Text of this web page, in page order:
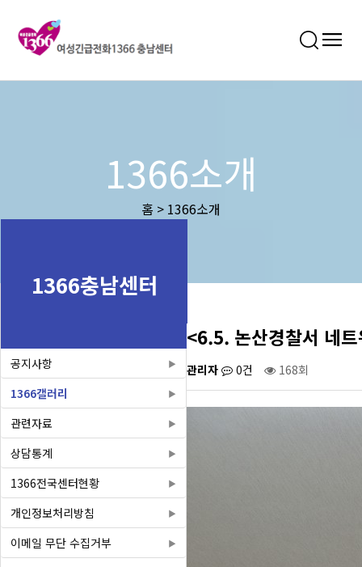
1366소개
홈 > 1366소개
1366충남센터
공지사항
1366갤러리
관련자료
상담통계
1366전국센터현황
개인정보처리방침
이메일 무단 수집거부
<6.5. 논산경찰서 네
관리자 0건 168회